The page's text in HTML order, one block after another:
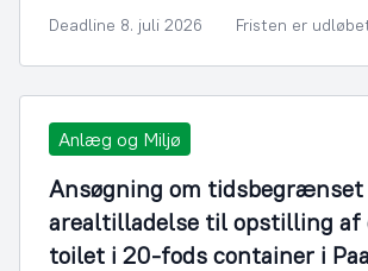
Deadline 8. juli 2026 Fristen er
Anlæg og Miljø
Ansøgning om tidsbegrænset
arealtilladelse til opstilling
toilet i 20-fods container i